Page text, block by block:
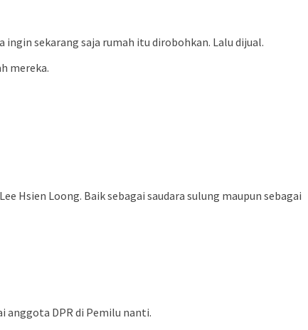
ingin sekarang saja rumah itu dirobohkan. Lalu dijual.
mereka.
Hsien Loong. Baik sebagai saudara sulung maupun sebagai
anggota DPR di Pemilu nanti.